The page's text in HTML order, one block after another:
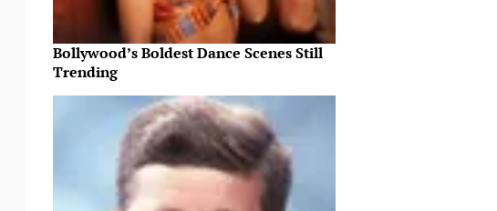
Bollywood’s Boldest Dance Scenes Still
Trending